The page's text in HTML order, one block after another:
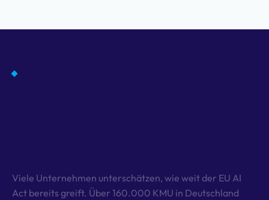
EU AI-ACT ENTWICKLUNG
Viele Unternehmen unterschätzen, wie weit der EU AI
Act bereits greift. Über 160.000 KMU in Deutschland